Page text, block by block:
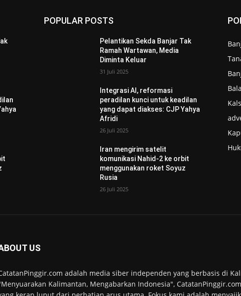
POPULAR POSTS
Pelantikan Sekda Banjar Tak
Ramah Wartawan, Media
Diminta Keluar
31 Juli 2025
Integrasi AI, reformasi
peradilan kunci untuk keadilan
yang dapat diakses: CJP Yahya
Afridi
26 Juli 2025
Iran mengirim satelit
komunikasi Nahid-2 ke orbit
menggunakan roket Soyuz
Rusia
26 Juli 2025
US
adalah media siber independen yang berbasis di
Kalimantan, Mengabarkan Indonesia",